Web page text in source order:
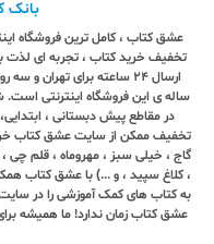
بانک
عشق کتاب ، کامل ترین فروشگاه
تخفیف خرید کتاب ، تجربه ای لذت
ارسال ٢٤ ساعته برای
ساله ی این فروشگاه اینترنتی است.
در مقاطع پیش دبستانی ،
تخفیف ممکن از سایت عشق کتاب
گاج ، خیلی سبز ، مهروماه ، قلم چی ،
، کلاغ سپید ، و ...) با عشق کتاب
به کتاب های کمک آموزشی را در
عشق کتاب زمان ندارد! ما همیشه